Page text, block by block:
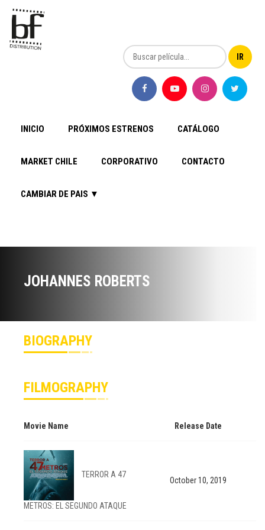
INICIO PRÓXIMOS ESTRENOS CATÁLOGO
MARKET CHILE CORPORATIVO CONTACTO
CAMBIAR DE PAIS ▼
JOHANNES ROBERTS
BIOGRAPHY
FILMOGRAPHY
Movie Name Release Date
TERROR A 47
METROS: EL SEGUNDO ATAQUE
October 10, 2019